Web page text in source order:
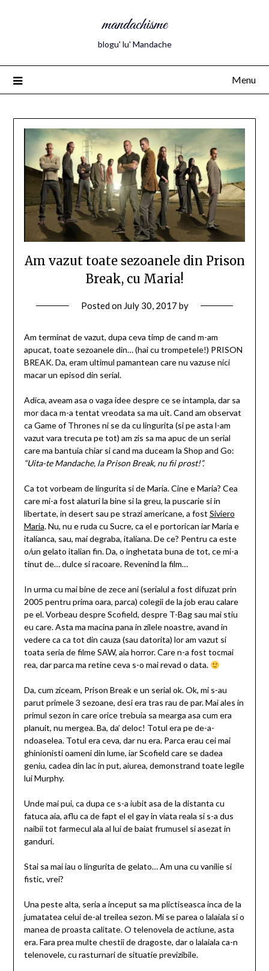
mandachisme
blogu' lu' Mandache
Menu
Am vazut toate sezoanele din Prison
Break, cu Maria!
Posted on July 30, 2017 by
Am terminat de vazut, dupa ceva timp de cand m-am
apucat, toate sezoanele din… (hai cu trompetele!) PRISON
BREAK. Da, eram ultimul pamantean care nu vazuse nici
macar un episod din serial.
Adica, aveam asa o vaga idee despre ce se intampla, dar sa
mor daca m-a tentat vreodata sa ma uit. Cand am observat
ca Game of Thrones ni se da cu lingurita (si pe asta l-am
vazut vara trecuta pe tot) am zis sa ma apuc de un serial
care ma bantuia chiar si cand ma duceam la Shop and Go:
“Uita-te Mandache, la Prison Break, nu fii prost!”.
Ca tot vorbeam de lingurita si de Maria. Cine e Maria? Cea
care mi-a fost alaturi la bine si la greu, la puscarie si in
libertate, in desert sau pe strazi americane, a fost Siviero
Maria. Nu, nu e ruda cu Sucre, ca el e portorican iar Maria e
italianca, sau, mai degraba, italiana. De ce? Pentru ca este
o/un gelato italian fin. Da, o inghetata buna de tot, ce mi-a
tinut de… dulce si racoare. Revenind la film…
In urma cu mai bine de zece ani (serialul a fost difuzat prin
2005 pentru prima oara, parca) colegii de la job erau calare
pe el. Vorbeau despre Scofield, despre T-Bag sau mai stiu
eu care. Asta ma macina pana in zilele noastre, avand in
vedere ca ca tot din cauza (sau datorita) lor am vazut si
toata seria de filme SAW, aia horror. Care n-a fost tocmai
rea, dar parca ma retine ceva s-o mai revad o data.
Da, cum ziceam, Prison Break e un serial ok. Ok, mi s-au
parut primele 3 sezoane, desi era tras rau de par. Mai ales in
primul sezon in care orice trebuia sa mearga asa cum era
planuit, nu mergea. Ba, da’ deloc! Totul era pe de-a-
ndoaselea. Totul era ceva, dar nu era. Parca erau cei mai
ghinionisti oameni din lume, iar Scofield care se dadea
geniu, cadea din lac in put, aiurea, demonstrand toate legile
lui Murphy.
Unde mai pui, ca dupa ce s-a iubit asa de la distanta cu
fatuca aia, aflu ca de fapt el el gay in viata reala si s-a dus
naibii tot farmecul ala al lui de baiat frumusel si asezat in
ganduri.
Stai sa mai iau o lingurita de gelato… Am una cu vanilie si
fistic, vrei?
Una peste alta, seria a inceput sa ma plictiseasca inca de la
jumatatea celui de-al treilea sezon. Mi se parea o lalaiala si o
manea de proasta calitate. O telenovela de actiune, asta
era. Fara prea multe chestii de dragoste, dar o lalaiala ca-n
telenovele, cu rasturnari de situatie previzibile.